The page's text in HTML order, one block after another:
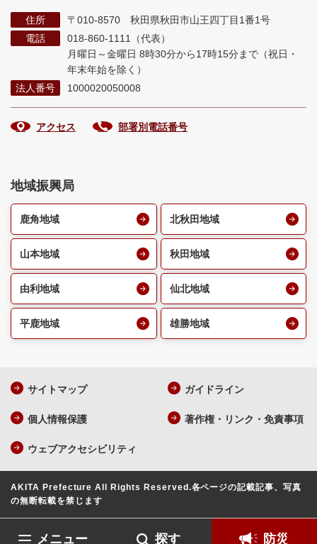
メニュー 探す 防災
住所
〒010-8570 秋田県秋田市山王四丁目1番1号
電話
018-860-1111（代表）
月曜日～金曜日 8時30分から17時15分まで （祝日・
年末年始を除く）
法人番号
1000020050008
アクセス 部署別電話番号
地域振興局
鹿角地域 北秋田地域
山本地域 秋田地域
由利地域 仙北地域
平鹿地域 雄勝地域
サイトマップ ガイドライン
個人情報保護 著作権・リンク・免責事項
ウェブアクセシビリティ
AKITA Prefecture All Rights Reserved.各ページの記載記事、写真
の無断転載を禁じます